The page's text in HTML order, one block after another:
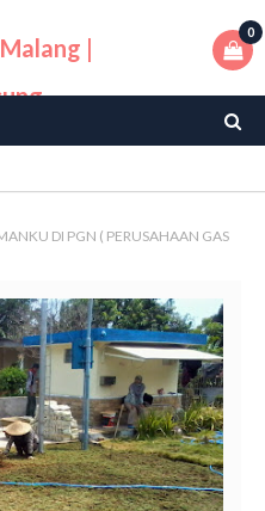
|
0
DI PGN ( PERUSAHAAN GAS